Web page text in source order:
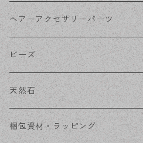
その他
花座・ビーズキャップ
チェーン
その他
アクリル・プラ
ファーボール
リボン
リボン金具
ヘアーアクセサリーパーツ
ビーズ
天然石
穴あき
梱包資材・ラッピング